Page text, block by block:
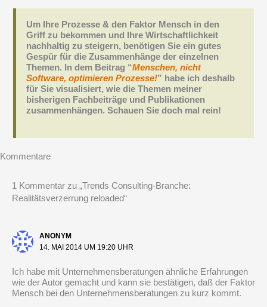
Um Ihre Prozesse & den Faktor Mensch in den
Griff zu bekommen und Ihre Wirtschaftlichkeit
nachhaltig zu steigern, benötigen Sie ein gutes
Gespür für die Zusammenhänge der einzelnen
Themen. In dem Beitrag “Menschen, nicht
Software, optimieren Prozesse!” habe ich deshalb
für Sie visualisiert, wie die Themen meiner
bisherigen Fachbeiträge und Publikationen
zusammenhängen. Schauen Sie doch mal rein!
Kommentare
1 Kommentar zu „Trends Consulting-Branche:
Realitätsverzerrung reloaded“
ANONYM
14. MAI 2014 UM 19:20 UHR
Ich habe mit Unternehmensberatungen ähnliche Erfahrungen
wie der Autor gemacht und kann sie bestätigen, daß der Faktor
Mensch bei den Unternehmensberatungen zu kurz kommt.